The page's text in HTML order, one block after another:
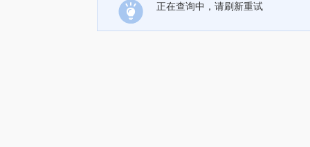
正在查询中，请刷新重试